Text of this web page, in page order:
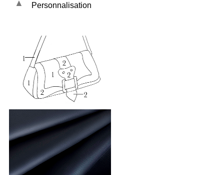
Les cuirs et tissus :
-Croco marine
La doublure est en tissu
Dimensions du sac :
- Le fond au plus large : 28 x 8 centimètres
- La hauteur sans les poignées : 12 centimètres
- La hauteur avec la bandoulière : 32
centimètres
Personnalisation